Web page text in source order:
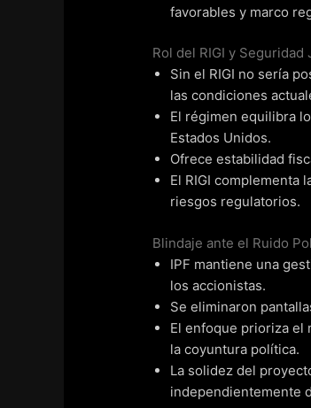
favorables y marco
Rol del RIGI y Seguridad
Sin el RIGI no sería
las condiciones
El régimen equilibra
Estados Unidos.
Ofrece estabilidad
El RIGI complementa
riesgos regulatorios.
Blindaje ante el Ruido
IPF mantiene una
los accionistas.
Se eliminaron
El enfoque prioriza el
la coyuntura política.
La solidez del
independientemente